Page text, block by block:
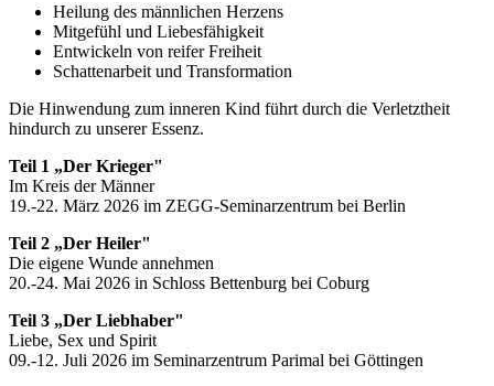
Heilung des männlichen Herzens
Mitgefühl und Liebesfähigkeit
Entwickeln von reifer Freiheit
Schattenarbeit und Transformation
Die Hinwendung zum inneren Kind führt durch die Verletztheit
hindurch zu unserer Essenz.
Teil 1 „Der Krieger"
Im Kreis der Männer
19.-22. März 2026 im ZEGG-Seminarzentrum bei Berlin
Teil 2 „Der Heiler"
Die eigene Wunde annehmen
20.-24. Mai 2026 in Schloss Bettenburg bei Coburg
Teil 3 „Der Liebhaber"
Liebe, Sex und Spirit
09.-12. Juli 2026 im Seminarzentrum Parimal bei Göttingen